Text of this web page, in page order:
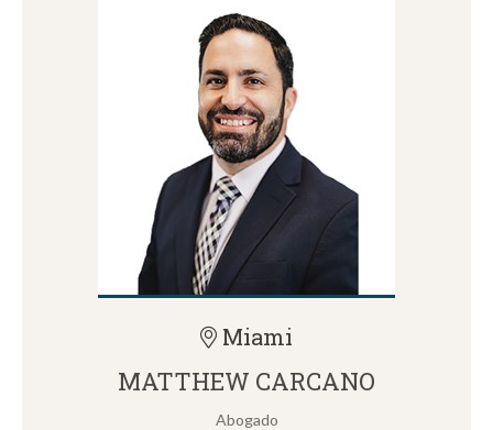
Miami
MATTHEW CARCANO
Abogado